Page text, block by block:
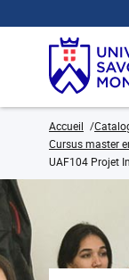
Accueil
Cursus master
UAF104 Projet